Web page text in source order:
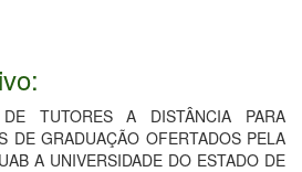
TUTORES A DISTÂNCIA PARA
DE GRADUAÇÃO OFERTADOS PELA
A UNIVERSIDADE DO ESTADO DE